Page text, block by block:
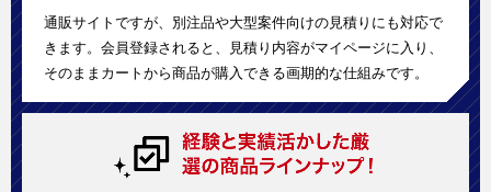
通販サイトですが、別注品や大型案件向けの見積りにも対応で
きます。会員登録されると、見積り内容がマイページに入り、
そのままカートから商品が購入できる画期的な仕組みです。